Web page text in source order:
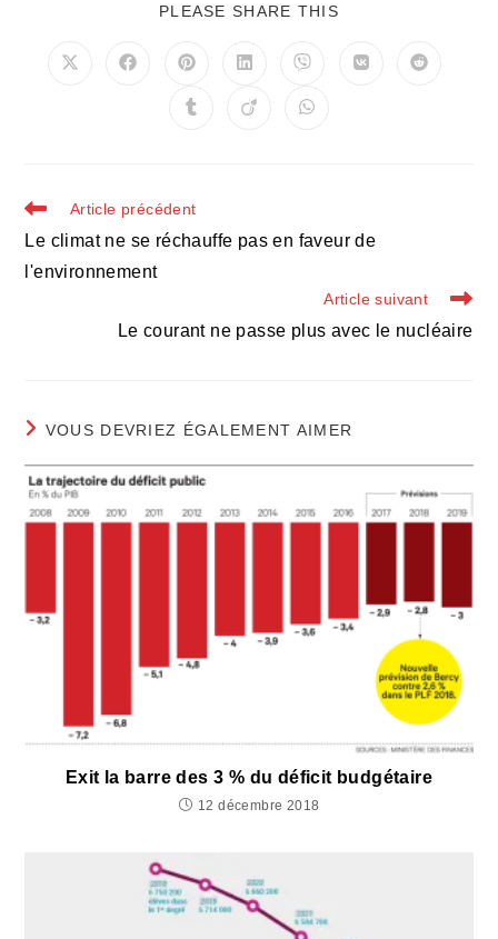
PLEASE SHARE THIS
Ouvrir
Ouvrir
Ouvrir
une
autre
Ouvrir
une
autre
Ouvrir
une
autre
Ouvrir
Ouvrir
Ouvrir
Ouvrir
Ouvrir
Read
more
Article précédent
Le climat ne se réchauffe pas en faveur de
l'environnement
Article suivant
Le courant ne passe plus avec le nucléaire
VOUS DEVRIEZ ÉGALEMENT AIMER
Exit la barre des 3 % du déficit budgétaire
12 décembre 2018